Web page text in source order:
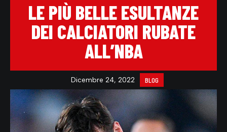
LE PIÙ BELLE ESULTANZE
DEI CALCIATORI RUBATE
ALL’NBA
Dicembre 24, 2022 BLOG